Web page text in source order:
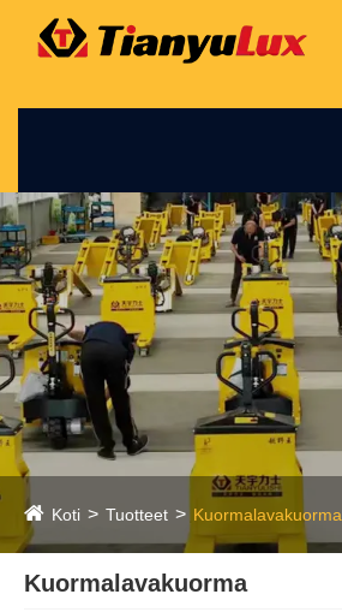
Koti Tuotteet Kuormalavakuorma
Kuormalavakuorma